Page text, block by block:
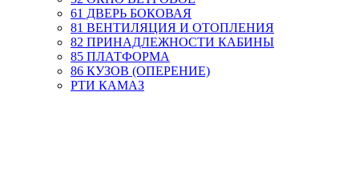
61 ДВЕРЬ БОКОВАЯ
81 ВЕНТИЛЯЦИЯ И ОТОПЛЕНИЯ
82 ПРИНАДЛЕЖНОСТИ КАБИНЫ
85 ПЛАТФОРМА
86 КУЗОВ (ОПЕРЕНИЕ)
РТИ КАМАЗ